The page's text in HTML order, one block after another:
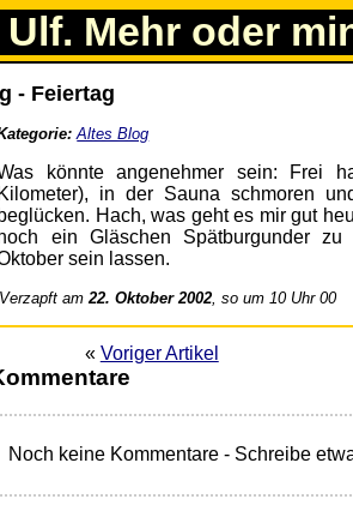
Ulf. Mehr oder
- Feiertag
Altes Blog
könnte angenehmer sein: Frei
Kilometer), in der Sauna schmoren
beglücken. Hach, was geht es mir gut
ein Gläschen Spätburgunder
sein lassen.
Verzapft am22. Oktober 2002, so um 10 Uhr 00
« Voriger Artikel
Noch keine Kommentare - Schreibe